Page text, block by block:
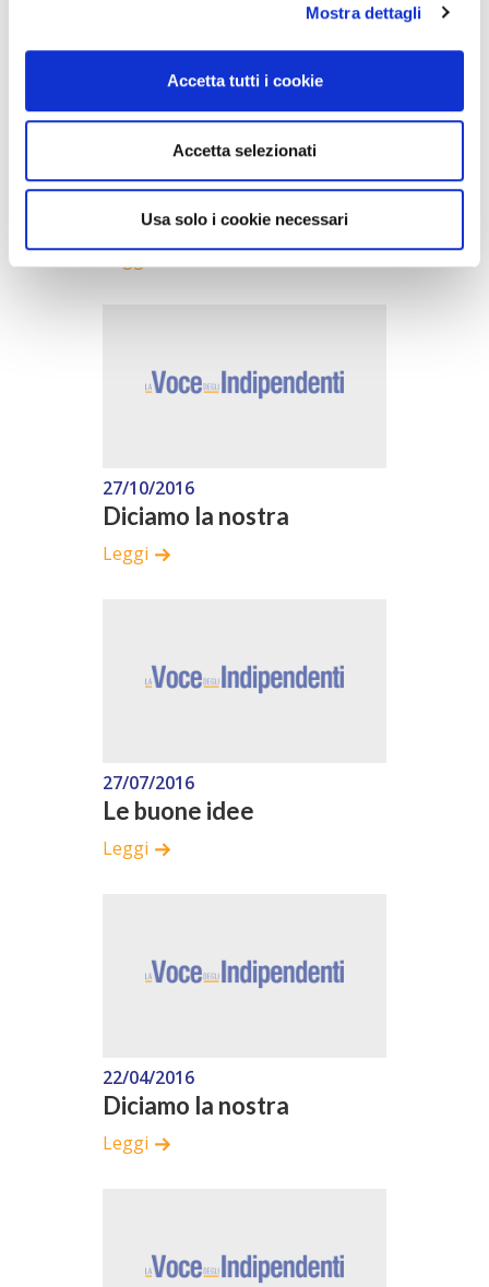
Mostra dettagli
Accetta tutti i cookie
Accetta selezionati
Usa solo i cookie necessari
27/10/2016
Convegni
Leggi
27/10/2016
Diciamo la nostra
Leggi
27/07/2016
Le buone idee
Leggi
22/04/2016
Diciamo la nostra
Leggi